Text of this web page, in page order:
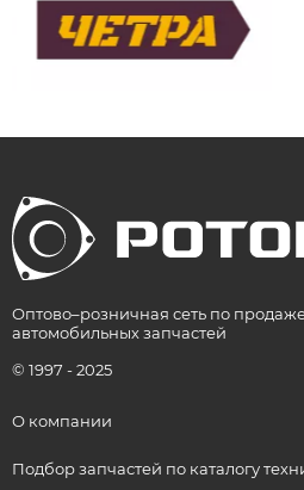
Оптово–розничная сеть по
автомобильных запчастей
© 1997 - 2025
О компании
Подбор запчастей по каталогу